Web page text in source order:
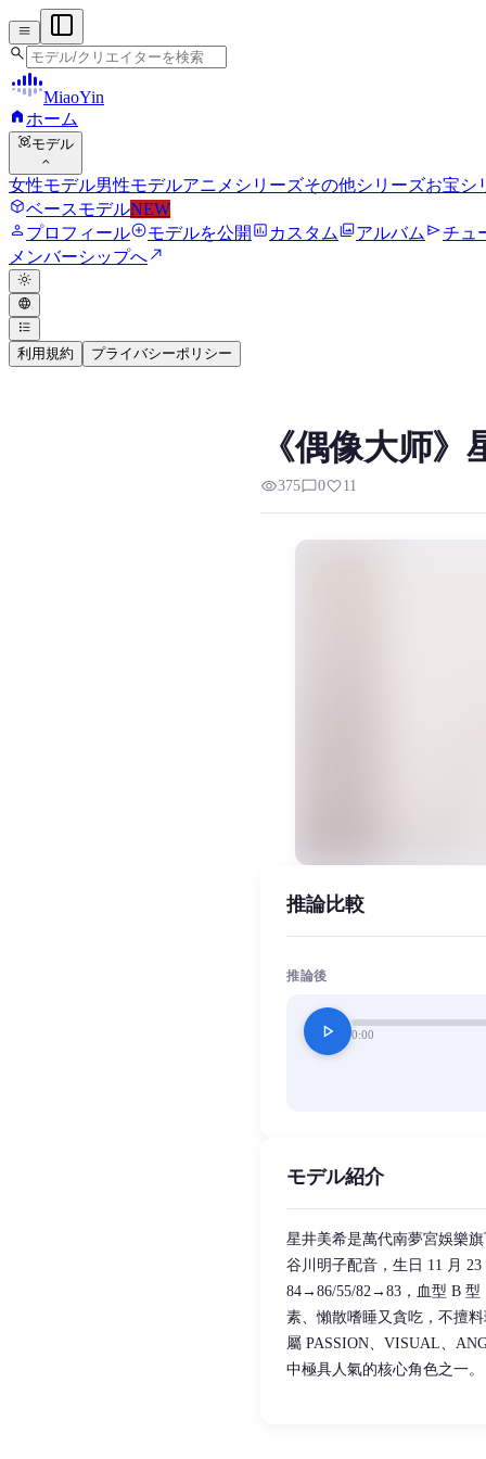
menu
search
MiaoYin
home ホーム
view_in_arモデル
expand_more
女性モデル男性モデルアニメシリーズその他シリーズお宝シ
deployed_codeベースモデルNEW
person プロフィールadd_circleモデルを公開 assessment カスタムphoto_libraryアルバム sendチュ
メンバーシップへnorth_east
light_mode
language
format_list_bulleted
利用規約 プライバシーポリシー
Hoshii Miki RVCボイスモデルの
星井美希是萬代南夢宮娛樂旗下
《偶像大师》
visibility375chat_bubble_outline0favorite11
推論比較
推論後
play_arrow 0:00
モデル紹介
星井美希是萬代南夢宮娛樂
谷川明子配音，生日 11 月
84→86/55/82→83，血型 B 型
素、懶散嗜睡又貪吃，不擅
屬 PASSION、VISUAL、
中極具人氣的核心角色之一。